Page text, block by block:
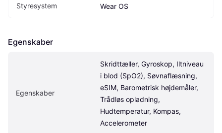
Styresystem Wear OS
Egenskaber
Egenskaber
Skridttæller, Gyroskop, Iltniveau
i blod (SpO2), Søvnaflæsning,
eSIM, Barometrisk højdemåler,
Trådløs opladning,
Hudtemperatur, Kompas,
Accelerometer